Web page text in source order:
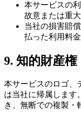
本サービスの
故意または重
当社の損害賠
払った利用料
9. 知的財産権
本サービスのロゴ、
は当社に帰属します
き、無断での複製・